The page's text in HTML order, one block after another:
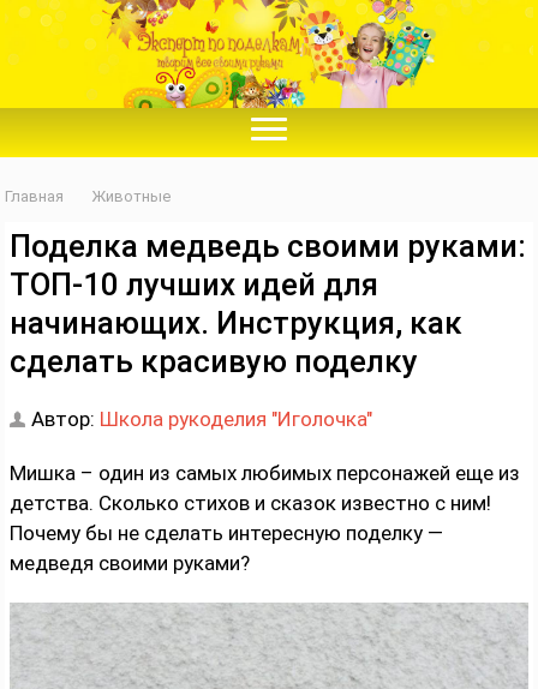
Главная Животные
Поделка медведь своими руками:
ТОП-10 лучших идей для
начинающих. Инструкция, как
сделать красивую поделку
Автор: Школа рукоделия "Иголочка"
Мишка – один из самых любимых персонажей еще из
детства. Сколько стихов и сказок известно с ним!
Почему бы не сделать интересную поделку —
медведя своими руками?